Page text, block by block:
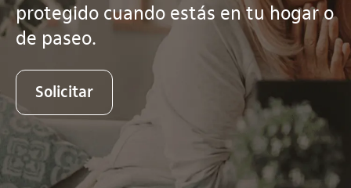
protegido cuando estás en tu hogar o
de paseo.
Solicitar